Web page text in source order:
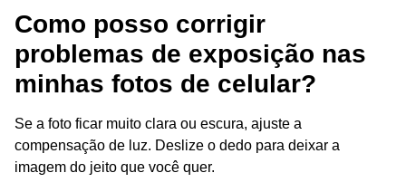
Como posso corrigir
problemas de exposição nas
minhas fotos de celular?
Se a foto ficar muito clara ou escura, ajuste a
compensação de luz. Deslize o dedo para deixar a
imagem do jeito que você quer.